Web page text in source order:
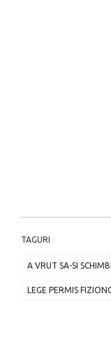
TAGURI
A VRUT SA-SI
LEGE PERMIS